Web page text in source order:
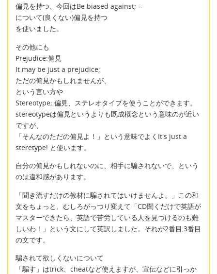
偏見を持つ、今回はBe biased against; --
について(良くない)偏見を持つ
を使いました。
その他にも
Prejudice:偏見
It may be just a prejudice;
ただの偏見かもしれませんが、
という言い方や
Stereotype; 偏見、ステレオタイプを使うことができます。
stereotypeは偏見というよりも既成概念という意味のが近い
ですが、
「そんなのただの偏見よ！」という意味でよくIt's just a
steretype! と使います。
自分の偏見かもしれないのに、相手に騙されないで、という
のは違和感があります。
「聞き流すだけの教材に騙されてはいけませんよ。」この和
文をちょっと、むしろがっつり変えて「CD聞くだけで英語が
マスターできたら、英語で苦労している人を見つけるのも難
しいわ！」という文にして英訳しました。それが2番目,3番目
の文です。
騙されて欲しくないについて
「騙す」はtrick、cheatなど使えますが、宣伝などに引っか